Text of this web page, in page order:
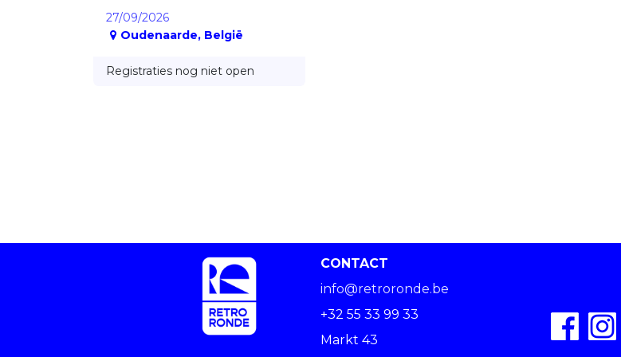
27/09/2026
Oudenaarde, België
Registraties nog niet open
CONTACT
info@retroronde.be
+32 55 33 99 33
Markt 43